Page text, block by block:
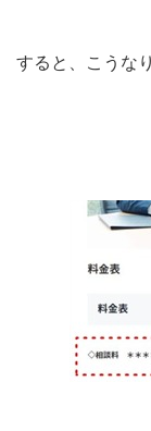
すると、こうな